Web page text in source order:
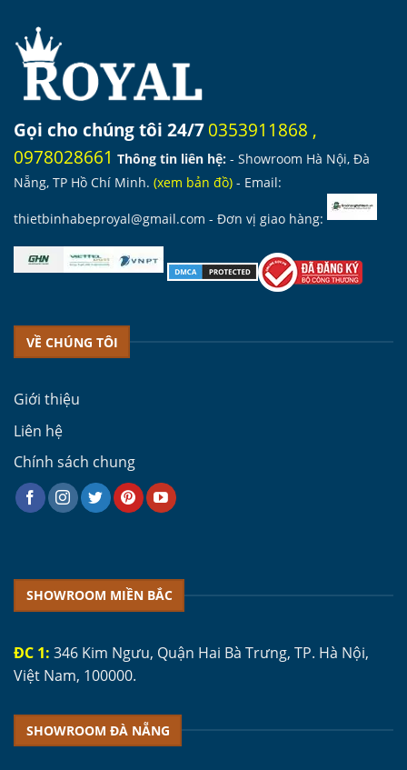
Gọi cho chúng tôi 24/70353911868 ,
0978028661 Thông tin liên hệ: - Showroom Hà Nội, Đà
Nẵng, TP Hồ Chí Minh. (xem bản đồ) - Email:
thietbinhabeproyal@gmail.com - Đơn vị giao hàng:
VỀ CHÚNG TÔI
Giới thiệu
Liên hệ
Chính sách chung
SHOWROOM MIỀN BẮC
ĐC 1: 346 Kim Ngưu, Quận Hai Bà Trưng, TP. Hà Nội,
Việt Nam, 100000.
SHOWROOM ĐÀ NẴNG